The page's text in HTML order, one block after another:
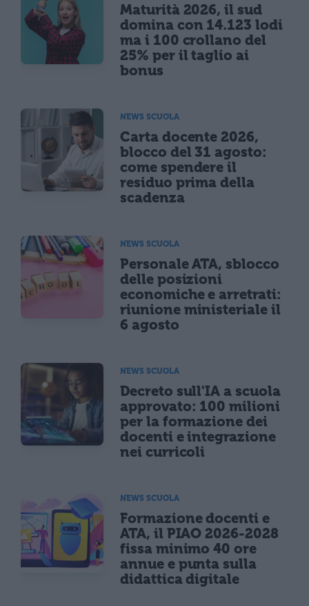
Maturità 2026, il sud
domina con 14.123 lodi
ma i 100 crollano del
25% per il taglio ai
bonus
NEWS SCUOLA
Carta docente 2026,
blocco del 31 agosto:
come spendere il
residuo prima della
scadenza
NEWS SCUOLA
Personale ATA, sblocco
delle posizioni
economiche e arretrati:
riunione ministeriale il
6 agosto
NEWS SCUOLA
Decreto sull'IA a scuola
approvato: 100 milioni
per la formazione dei
docenti e integrazione
nei curricoli
NEWS SCUOLA
Formazione docenti e
ATA, il PIAO 2026-2028
fissa minimo 40 ore
annue e punta sulla
didattica digitale